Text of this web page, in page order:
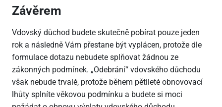
Závěrem
Vdovský důchod budete skutečně pobírat pouze jeden
rok a následně Vám přestane být vyplácen, protože dle
formulace dotazu nebudete splňovat žádnou ze
zákonných podmínek. „Odebrání“ vdovského důchodu
však nebude trvalé, protože během pětileté obnovovací
lhůty splníte věkovou podmínku a budete si moci